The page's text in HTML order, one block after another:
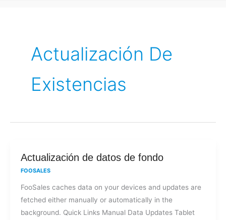
Actualización De
Existencias
Actualización de datos de fondo
FOOSALES
FooSales caches data on your devices and updates are
fetched either manually or automatically in the
background. Quick Links Manual Data Updates Tablet
Actualización
de